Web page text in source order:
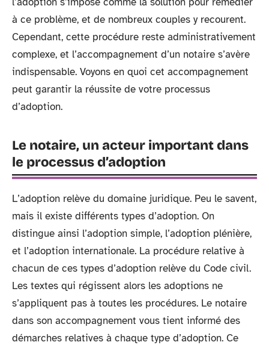
à ce problème, et de nombreux couples y recourent.
Cependant, cette procédure reste administrativement
complexe, et l’accompagnement d’un notaire s’avère
indispensable. Voyons en quoi cet accompagnement
peut garantir la réussite de votre processus
d’adoption.
Le notaire, un acteur important dans
le processus d’adoption
L’adoption relève du domaine juridique. Peu le savent,
mais il existe différents types d’adoption. On
distingue ainsi l’adoption simple, l’adoption plénière,
et l’adoption internationale. La procédure relative à
chacun de ces types d’adoption relève du Code civil.
Les textes qui régissent alors les adoptions ne
s’appliquent pas à toutes les procédures. Le notaire
dans son accompagnement vous tient informé des
démarches relatives à chaque type d’adoption. Ce